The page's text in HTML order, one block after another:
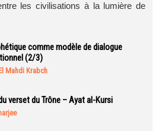
les civilisations à la lumière de
comme modèle de dialogue
(2/3)
Mahdi Krabch
verset du Trône – Ayat al-Kursi